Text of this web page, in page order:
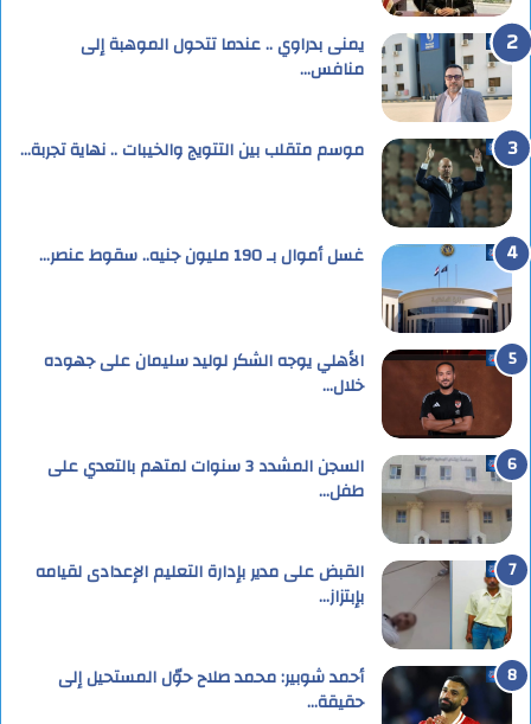
يمنى بدراوي .. عندما تتحول الموهبة إلى
منافس…
موسم متقلب بين التتويج والخيبات .. نهاية تجربة…
غسل أموال بـ 190 مليون جنيه.. سقوط عنصر…
الأهلي يوجه الشكر لوليد سليمان على جهوده
خلال…
السجن المشدد 3 سنوات لمتهم بالتعدي على
طفل…
القبض على مدير بإدارة التعليم الإعدادى لقيامه
بإبتزاز…
أحمد شوبير: محمد صلاح حوّل المستحيل إلى
حقيقة…